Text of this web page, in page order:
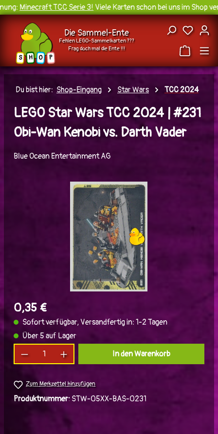
Zum Hauptinhalt springen
Minecraft TCC Serie 3!Viele Karten schon bei uns im Shop
S H O P
Die Sammel-Ente
Fehlen LEGO-Sammelkarten ???
Frag doch mal die Ente !!!
Du
Du bist hier: Shop-Eingang Star Wars TCC 2024
LEGO Star Wars TCC 2024 | #231
Obi-Wan Kenobi vs. Darth Vader
Blue Ocean Entertainment AG
Bildergalerie überspringen
0,35 €
Sofort verfügbar, Versandfertig in: 1-2 Tagen
Über 5 auf Lager
Produkt Anzahl: Gib den gewünschten Wert
In den Warenkorb
Zum Merkzettel hinzufügen
Produktnummer: STW-05XX-BAS-0231